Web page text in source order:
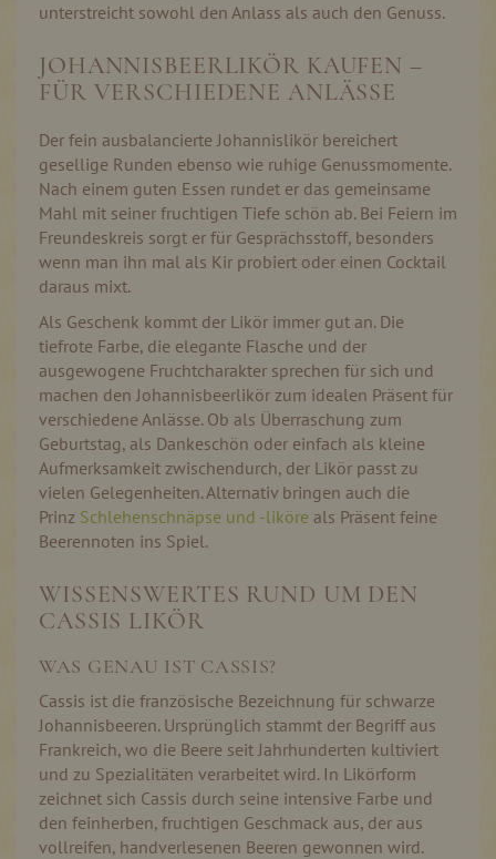
unterstreicht sowohl den Anlass als auch den Genuss.
JOHANNISBEERLIKÖR KAUFEN –
FÜR VERSCHIEDENE ANLÄSSE
Der fein ausbalancierte Johannislikör bereichert
gesellige Runden ebenso wie ruhige Genussmomente.
Nach einem guten Essen rundet er das gemeinsame
Mahl mit seiner fruchtigen Tiefe schön ab. Bei Feiern im
Freundeskreis sorgt er für Gesprächsstoff, besonders
wenn man ihn mal als Kir probiert oder einen Cocktail
daraus mixt.
Als Geschenk kommt der Likör immer gut an. Die
tiefrote Farbe, die elegante Flasche und der
ausgewogene Fruchtcharakter sprechen für sich und
machen den Johannisbeerlikör zum idealen Präsent für
verschiedene Anlässe. Ob als Überraschung zum
Geburtstag, als Dankeschön oder einfach als kleine
Aufmerksamkeit zwischendurch, der Likör passt zu
vielen Gelegenheiten. Alternativ bringen auch die
Prinz Schlehenschnäpse und -liköre als Präsent feine
Beerennoten ins Spiel.
WISSENSWERTES RUND UM DEN
CASSIS LIKÖR
WAS GENAU IST CASSIS?
Cassis ist die französische Bezeichnung für schwarze
Johannisbeeren. Ursprünglich stammt der Begriff aus
Frankreich, wo die Beere seit Jahrhunderten kultiviert
und zu Spezialitäten verarbeitet wird. In Likörform
zeichnet sich Cassis durch seine intensive Farbe und
den feinherben, fruchtigen Geschmack aus, der aus
vollreifen, handverlesenen Beeren gewonnen wird.